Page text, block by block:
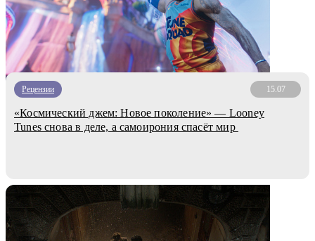
Рецензии 15.07
«Космический джем: Новое поколение» — Looney
Tunes снова в деле, а самоирония спасёт мир